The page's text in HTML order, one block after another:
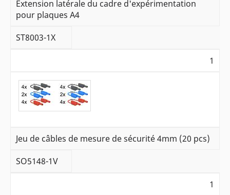
Extension latérale du cadre d'expérimentation
pour plaques A4
ST8003-1X
1
Jeu de câbles de mesure de sécurité 4mm (20 pcs)
SO5148-1V
1